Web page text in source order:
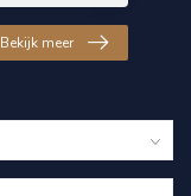
Bekijk meer